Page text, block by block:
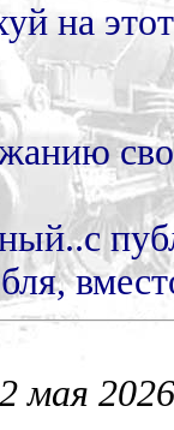
на
мая